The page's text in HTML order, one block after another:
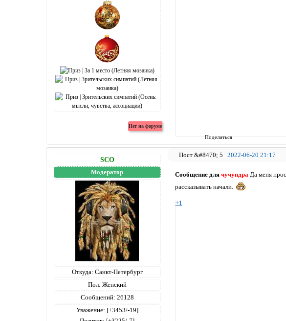
Поделиться
5 2022-06-20 21:17
SCO
Модератор
Откуда: Санкт-Петербург
Пол: Женский
Сообщений: 26128
Уважение: [+3453/-19]
Сообщение для чучундра Да меня
рассказывать начали.
+1